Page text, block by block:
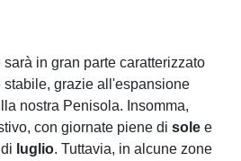
sarà in gran parte caratterizzato
grazie all'espansione
nostra Penisola. Insomma,
con giornate piene di sole e
luglio. Tuttavia, in alcune zone